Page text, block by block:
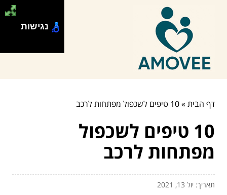
דף הבית»10 טיפים לשכפול מפתחות לרכב
10 טיפים לשכפול
מפתחות לרכב
תאריך: יול 13, 2021
נגישות